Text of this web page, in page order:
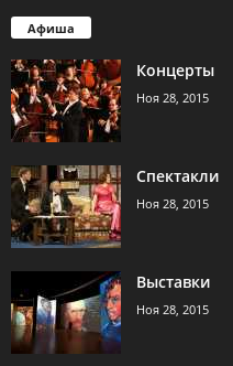
Афиша
Концерты
Ноя 28, 2015
Спектакли
Ноя 28, 2015
Выставки
Ноя 28, 2015